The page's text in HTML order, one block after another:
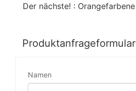
Produktanfrageformular
Namen